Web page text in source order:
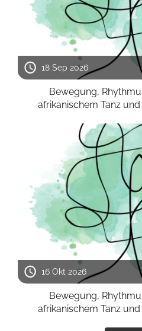
18 Sep 2026
Bewegung,
afrikanischem Tanz
16 Okt 2026
Bewegung,
afrikanischem Tanz